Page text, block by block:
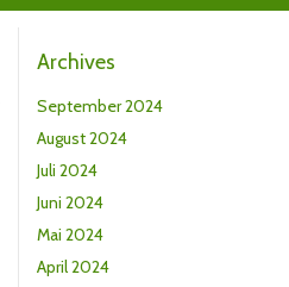
Archives
September 2024
August 2024
Juli 2024
Juni 2024
Mai 2024
April 2024